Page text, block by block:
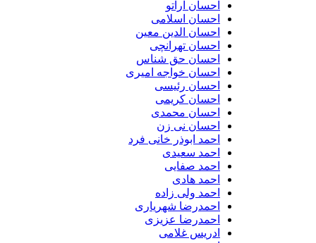
احسان اراتو
احسان اسلامی
احسان الدین معین
احسان تهرانچی
احسان حق شناس
احسان خواجه امیری
احسان رئیسی
احسان کریمی
احسان محمدی
احسان نی زن
احمد ابوذر خانی فرد
احمد سعیدی
احمد صفایی
احمد هادی
احمد ولی زاده
احمدرضا شهریاری
احمدرضا عزیزی
ادریس غلامی